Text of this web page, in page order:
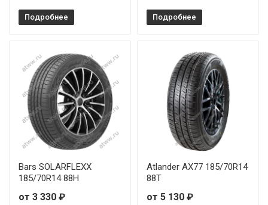
Подробнее Подробнее
Bars SOLARFLEXX
185/70R14 88H
от 3 330 ₽
Atlander AX77 185/70R14
88T
от 5 130 ₽